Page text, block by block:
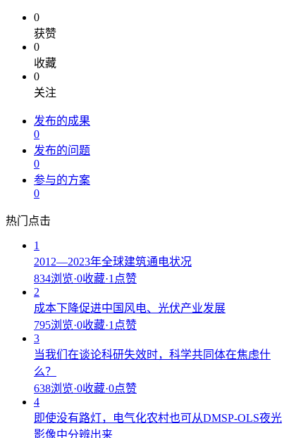
0
获赞
0
收藏
0
关注
发布的成果
0
发布的问题
0
参与的方案
0
热门点击
1
2012—2023年全球建筑通电状况
834浏览·0收藏·1点赞
2
成本下降促进中国风电、光伏产业发展
795浏览·0收藏·1点赞
3
当我们在谈论科研失效时，科学共同体在焦虑什
么？
638浏览·0收藏·0点赞
4
即使没有路灯，电气化农村也可从DMSP-OLS夜光
影像中分辨出来